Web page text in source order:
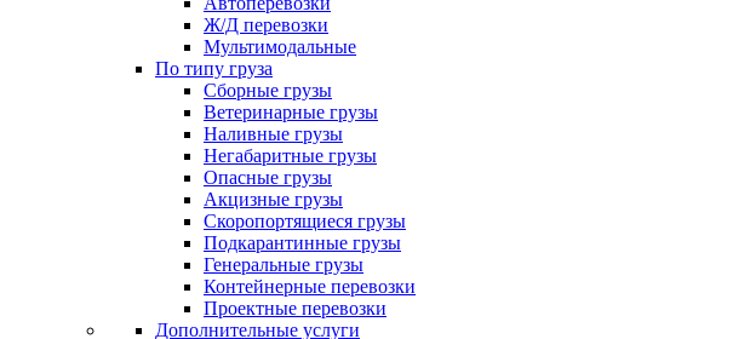
Ж/Д перевозки
Мультимодальные
По типу груза
Сборные грузы
Ветеринарные грузы
Наливные грузы
Негабаритные грузы
Опасные грузы
Акцизные грузы
Скоропортящиеся грузы
Подкарантинные грузы
Генеральные грузы
Контейнерные перевозки
Проектные перевозки
Дополнительные услуги